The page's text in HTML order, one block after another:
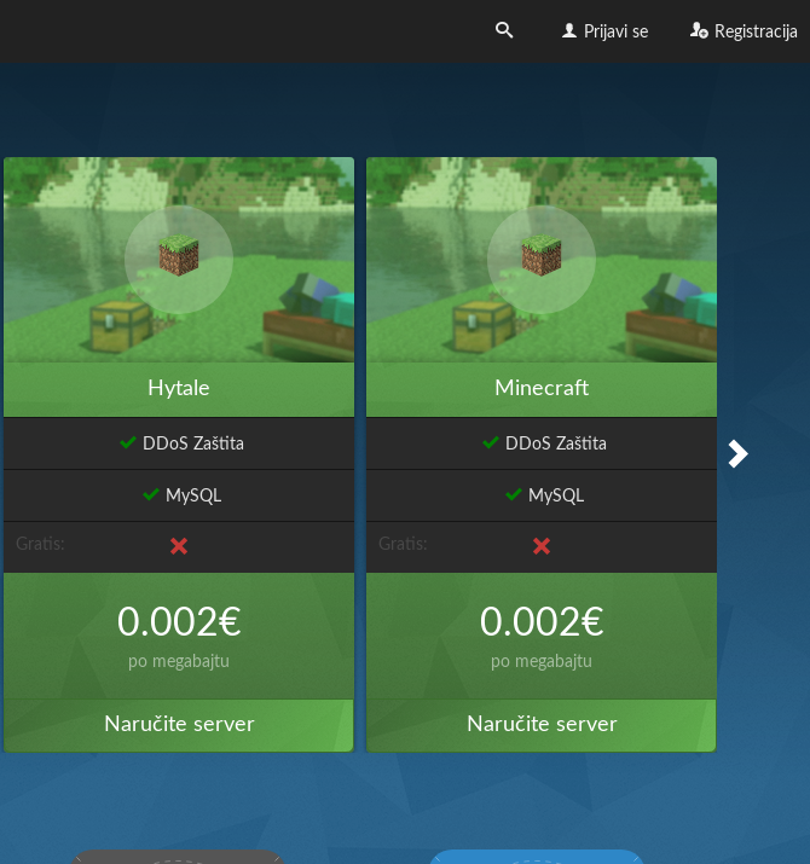
Prijavi se Registracija
Hytale
DDoS Zaštita
MySQL
Gratis:
0.002€
po megabajtu
Naručite server
Minecraft
DDoS Zaštita
MySQL
Gratis:
0.002€
po megabajtu
Naručite server